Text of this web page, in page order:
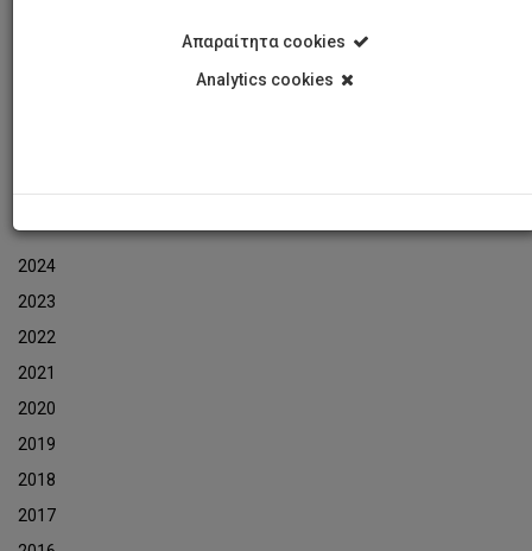
2024
2023
2022
2021
2020
2019
2018
2017
Απαραίτητα cookies
Analytics cookies